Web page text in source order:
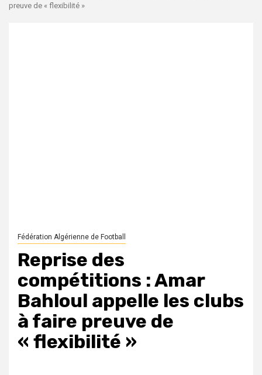
preuve de « flexibilité »
Fédération Algérienne de Football
Reprise des
compétitions : Amar
Bahloul appelle les clubs
à faire preuve de
« flexibilité »